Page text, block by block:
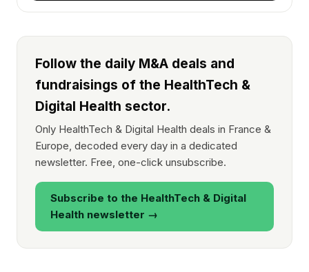
Follow the daily M&A deals and
fundraisings of the HealthTech &
Digital Health sector.
Only HealthTech & Digital Health deals in France &
Europe, decoded every day in a dedicated
newsletter. Free, one-click unsubscribe.
Subscribe to the HealthTech & Digital
Health newsletter →